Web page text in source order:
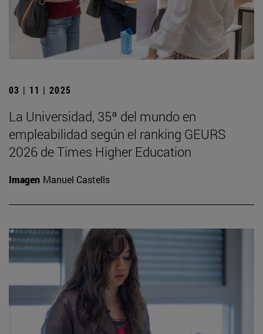
03 | 11 | 2025
La Universidad, 35ª del mundo en
empleabilidad según el ranking GEURS
2026 de Times Higher Education
Imagen Manuel Castells